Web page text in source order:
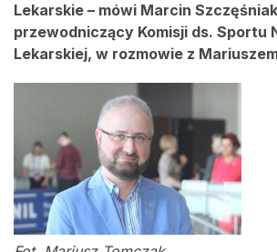
Lekarskie – mówi Marcin
przewodniczący Komisji ds. Sportu
Lekarskiej, w rozmowie z